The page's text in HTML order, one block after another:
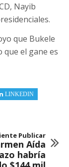
Nayib
que Bukele
que el gane es
LINKEDIN
Publicar
Aída
habría